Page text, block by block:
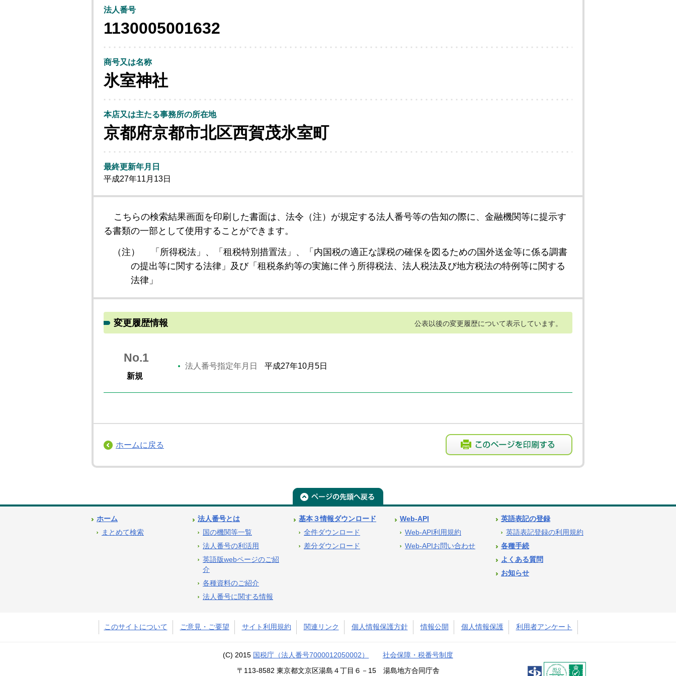
法人番号
1130005001632
商号又は名称
氷室神社
本店又は主たる事務所の所在地
京都府京都市北区西賀茂氷室町
最終更新年月日
平成27年11月13日
こちらの検索結果画面を印刷した書面は、法令（注）が規定する法人番号等の告知の際に、金融機関等に提示す
る書類の一部として使用することができます。
（注）
「所得税法」、「租税特別措置法」、「内国税の適正な課税の確保を図るための国外送金等に係る調書
の提出等に関する法律」及び「租税条約等の実施に伴う所得税法、法人税法及び地方税法の特例等に関する
法律」
変更履歴情報 公表以後の変更履歴について表示しています。
No.1
新規
法人番号指定年月日 平成27年10月5日
ホームに戻る
ホーム
まとめて検索
法人番号とは
国の機関等一覧
法人番号の利活用
英語版webページのご紹
介
各種資料のご紹介
法人番号に関する情報
基本３情報ダウンロード
全件ダウンロード
差分ダウンロード
Web-API
Web-API利用規約
Web-APIお問い合わせ
英語表記の登録
英語表記登録の利用規約
各種手続
よくある質問
お知らせ
このサイトについて ご意見・ご要望 サイト利用規約 関連リンク 個人情報保護方針 情報公開 個人情報保護 利用者アンケート
(C) 2015 国税庁（法人番号7000012050002） 社会保障・税番号制度
〒113-8582 東京都文京区湯島４丁目６－15 湯島地方合同庁舎